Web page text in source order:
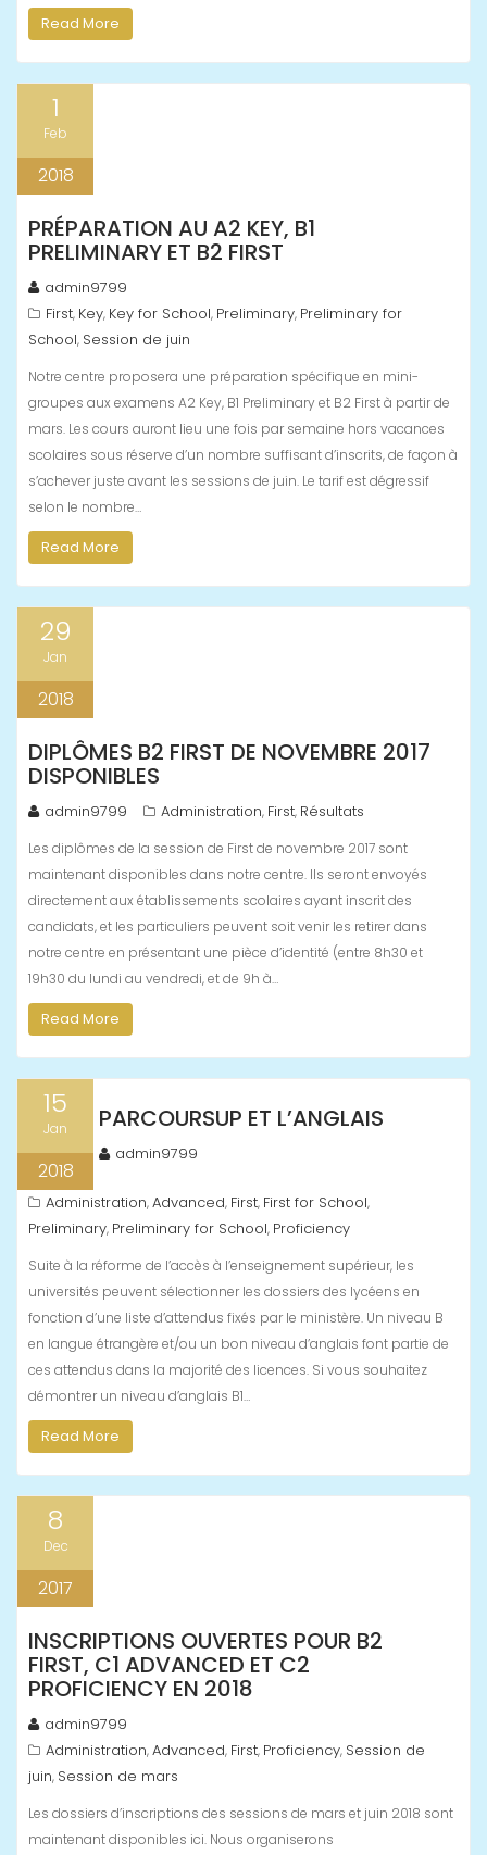
Read More
1
Feb
2018
PRÉPARATION AU A2 KEY, B1
PRELIMINARY ET B2 FIRST
admin9799
First, Key, Key for School, Preliminary, Preliminary for
School, Session de juin
Notre centre proposera une préparation spécifique en mini-
groupes aux examens A2 Key, B1 Preliminary et B2 First à partir de
mars. Les cours auront lieu une fois par semaine hors vacances
scolaires sous réserve d’un nombre suffisant d’inscrits, de façon à
s’achever juste avant les sessions de juin. Le tarif est dégressif
selon le nombre…
Read More
29
Jan
2018
DIPLÔMES B2 FIRST DE NOVEMBRE 2017
DISPONIBLES
admin9799 Administration, First, Résultats
Les diplômes de la session de First de novembre 2017 sont
maintenant disponibles dans notre centre. Ils seront envoyés
directement aux établissements scolaires ayant inscrit des
candidats, et les particuliers peuvent soit venir les retirer dans
notre centre en présentant une pièce d’identité (entre 8h30 et
19h30 du lundi au vendredi, et de 9h à…
Read More
15
Jan
2018
PARCOURSUP ET L’ANGLAIS
admin9799
Administration,Advanced, First, First for School,
Preliminary, Preliminary for School, Proficiency
Suite à la réforme de l’accès à l’enseignement supérieur, les
universités peuvent sélectionner les dossiers des lycéens en
fonction d’une liste d’attendus fixés par le ministère. Un niveau B
en langue étrangère et/ou un bon niveau d’anglais font partie de
ces attendus dans la majorité des licences. Si vous souhaitez
démontrer un niveau d’anglais B1…
Read More
8
Dec
2017
INSCRIPTIONS OUVERTES POUR B2
FIRST, C1 ADVANCED ET C2
PROFICIENCY EN 2018
admin9799
Administration,Advanced, First, Proficiency, Session de
juin, Session de mars
Les dossiers d’inscriptions des sessions de mars et juin 2018 sont
maintenant disponibles ici. Nous organiserons